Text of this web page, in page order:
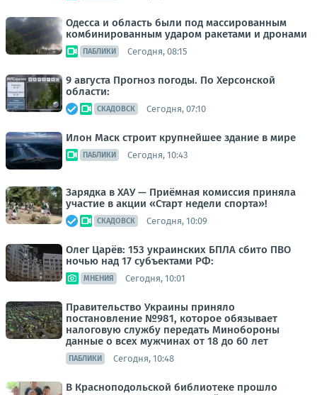
Одесса и область были под массированным
комбинированным ударом ракетами и дронами
ПАБЛИКИ Сегодня, 08:15
9 августа Прогноз погоды. По Херсонской
области:
СКАДОВСК Сегодня, 07:10
Илон Маск строит крупнейшее здание в мире
ПАБЛИКИ Сегодня, 10:43
Зарядка в ХАУ — Приёмная комиссия приняла
участие в акции «Старт недели спорта»!
СКАДОВСК Сегодня, 10:09
Олег Царёв: 153 украинских БПЛА сбито ПВО
ночью над 17 субъектами РФ:
МНЕНИЯ Сегодня, 10:01
Правительство Украины приняло
постановление №981, которое обязывает
налоговую службу передать Минобороны
данные о всех мужчинах от 18 до 60 лет
ПАБЛИКИ Сегодня, 10:48
В Красноподольской библиотеке прошло